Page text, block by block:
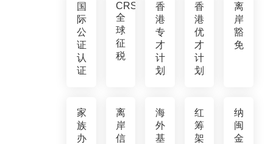
国
际
公
证
认
证
CRS
全
球
征
税
香
港
专
才
计
划
香
港
优
才
计
划
离
岸
豁
免
家
族
办
离
岸
信
海
外
基
红
筹
架
纳
闽
金